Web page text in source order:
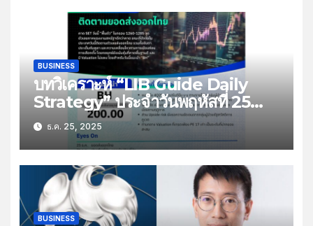
BUSINESS
บทวิเคราะห์ “LIB Guide Daily
Strategy” ประจำวันพฤหัสที่ 25
ธันวาคม 2568 หัวข้อ “ติดตามยอด
ส่งออกไทย”
ธ.ค. 25, 2025
BUSINESS